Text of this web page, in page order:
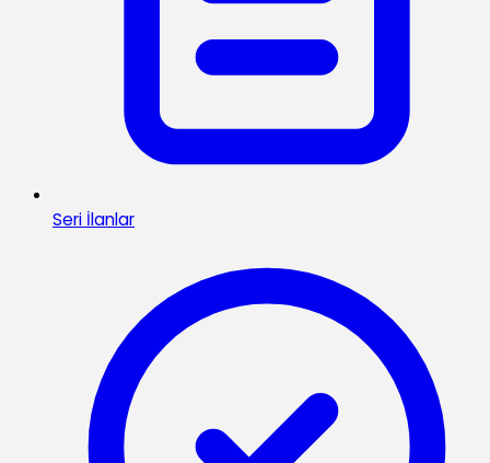
Seri İlanlar